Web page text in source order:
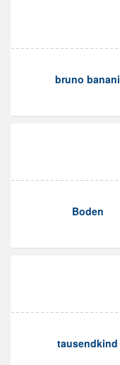
bruno banani
Boden
tausendkind